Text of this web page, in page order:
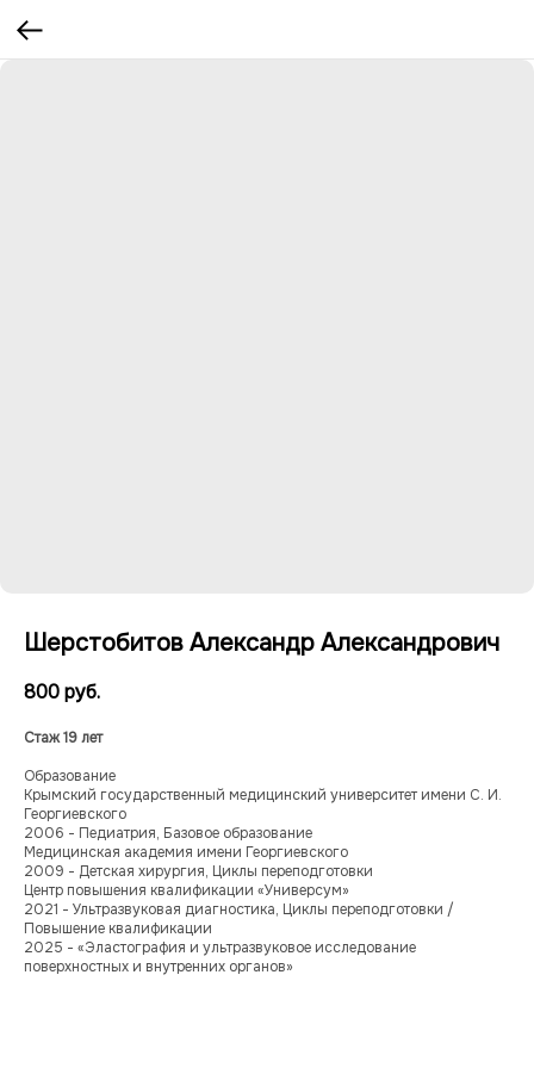
Шерстобитов Александр Александрович
800руб.
Стаж 19 лет
Образование
Крымский государственный медицинский университет имени С. И.
Георгиевского
2006 - Педиатрия, Базовое образование
Медицинская академия имени Георгиевского
2009 - Детская хирургия, Циклы переподготовки
Центр повышения квалификации «Универсум»
2021 - Ультразвуковая диагностика, Циклы переподготовки /
Повышение квалификации
2025 - «Эластография и ультразвуковое исследование
поверхностных и внутренних органов»